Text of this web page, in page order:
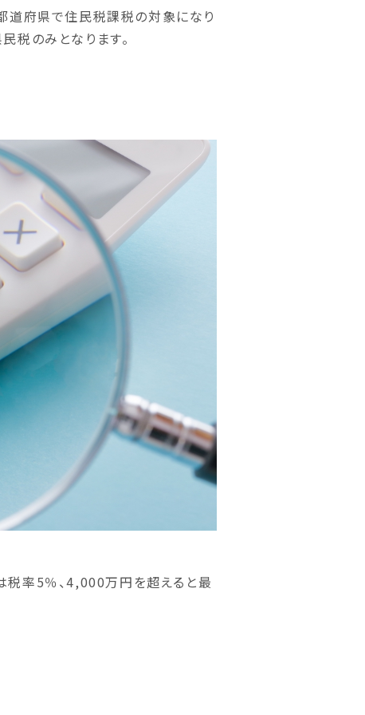
道府県で住民税課税の対象になり
税のみとなります。
率5％、4,000万円を超えると最